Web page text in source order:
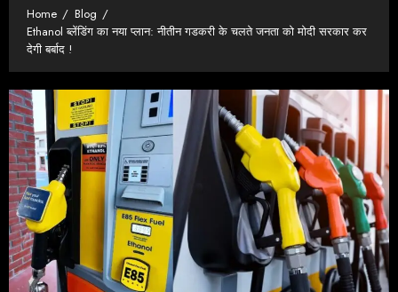
Home
Blog
Ethanol ब्लेंडिंग का नया प्लान: नीतीन गडकरी के चलते जनता को मोदी सरकार कर
देगी बर्बाद !